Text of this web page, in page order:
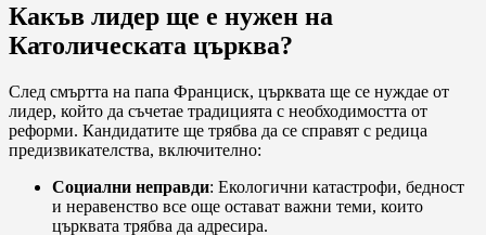
Какъв лидер ще е нужен на
Католическата църква?
След смъртта на папа Франциск, църквата ще се нуждае от
лидер, който да съчетае традицията с необходимостта от
реформи. Кандидатите ще трябва да се справят с редица
предизвикателства, включително:
Социални неправди: Екологични катастрофи, бедност
и неравенство все още остават важни теми, които
църквата трябва да адресира.